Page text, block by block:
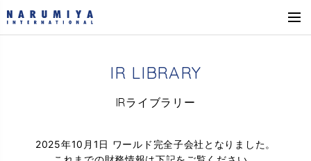
IR LIBRARY
IRラ イ ブラ リ ー
2025年10月1日 ワールド完全子会社となりました。